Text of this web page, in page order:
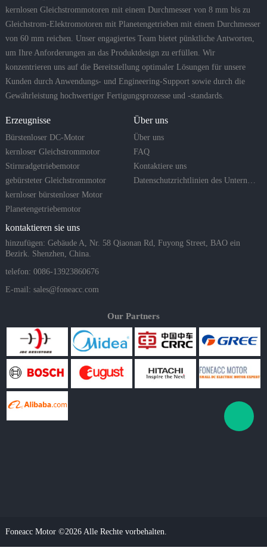
kernlosen Gleichstrommotoren mit einem Durchmesser von 8 mm bis zu
Gleichstrom-Elektromotoren mit Planetengetrieben mit einem Durchmesser
von 60 mm reichen. Unser engagiertes Team bietet pünktliche Antworten,
um Ihre Anforderungen an das Produktdesign zu erfüllen. Wir
konzentrieren uns auf die Bereitstellung optimaler Lösungen für unsere
Kunden durch Anwendungs- und Engineering-Support sowie durch die
Gewährleistung hochwertiger Fertigungsprozesse und -standards.
Erzeugnisse
Bürstenloser DC-Motor
kernloser Gleichstrommotor
Stirnradgetriebemotor
gebürsteter Gleichstrommotor
kernloser bürstenloser Motor
Planetengetriebemotor
Über uns
Über uns
FAQ
Kontaktiere uns
kontaktieren sie uns
hinzufügen: Gebäude A, Nr. 58 Qiaonan Rd, Fuyong Street, BAO ein
Bezirk. Shenzhen, China.
telefon: 0086-13923860676
E-mail: sales@foneacc.com
Our Partners
Foneacc Motor ©2026 Alle Rechte vorbehalten.